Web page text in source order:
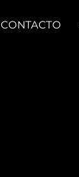
CONTACTO